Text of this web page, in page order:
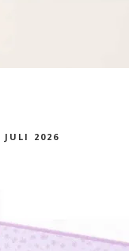
JULI 2026